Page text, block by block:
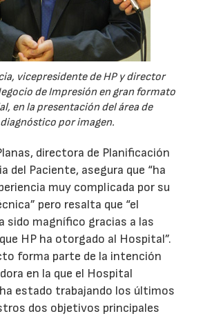
vicepresidente de HP y director
de Impresión en gran formato
en la presentación del área de
diagnóstico por imagen.
directora de Planificación
del Paciente, asegura que “ha
muy complicada por su
pero resalta que “el
sido magnífico gracias a las
HP ha otorgado al Hospital”.
forma parte de la intención
en la que el Hospital
estado trabajando los últimos
dos objetivos principales